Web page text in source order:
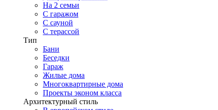
На 2 семьи
С гаражом
С сауной
С терассой
Тип
Бани
Беседки
Гараж
Жилые дома
Многоквартирные дома
Проекты эконом класса
Архитектурный стиль